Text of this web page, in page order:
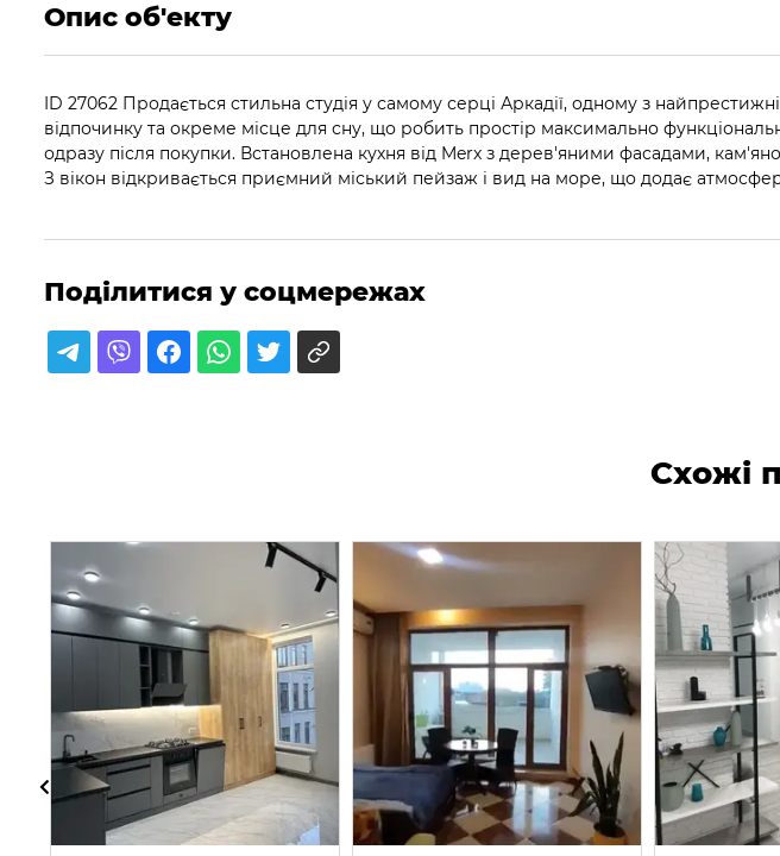
Опис об'екту
ID 27062 Продається стильна студія у самому серці Аркадії, одному з
відпочинку та окреме місце для сну, що робить простір максимально
одразу після покупки. Встановлена кухня від Merx з дерев'яними фасадами,
З вікон відкривається приємний міський пейзаж і вид на море, що додає
Поділитися у соцмережах
Схожі